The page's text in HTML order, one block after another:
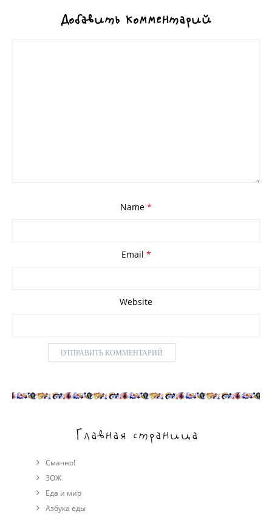
Добавить комментарий
Name *
Email *
Website
Главная страница
Смачно!
ЗОЖ
Еда и мир
Азбука еды